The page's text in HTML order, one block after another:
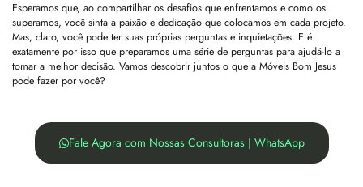
Esperamos que, ao compartilhar os desafios que enfrentamos e como os
superamos, você sinta a paixão e dedicação que colocamos em cada projeto.
Mas, claro, você pode ter suas próprias perguntas e inquietações. E é
exatamente por isso que preparamos uma série de perguntas para ajudá-lo a
tomar a melhor decisão. Vamos descobrir juntos o que a Móveis Bom Jesus
pode fazer por você?
Fale Agora com Nossas Consultoras | WhatsApp